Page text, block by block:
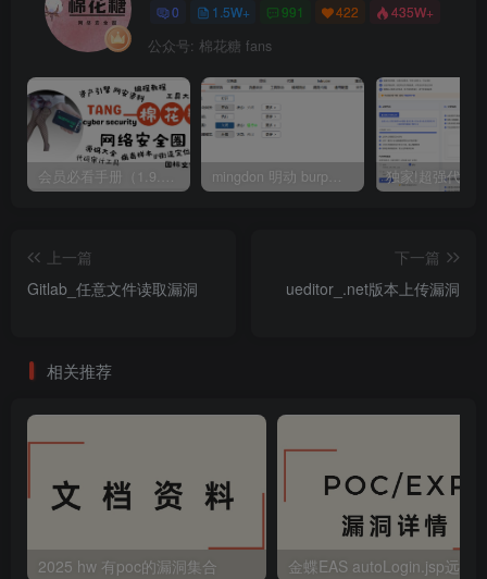
0 1.5W+ 991 422 435W+
公众号: 棉花糖 fans
会员必看手册（1.9.0版本 26.4.5更新） mingdon 明动 burp插件0.2.6版本 本地时间校验去除版
上一篇
Gitlab_任意文件读取漏洞
下一篇
ueditor_.net版本上传漏洞
相关推荐
2025 hw 有poc的漏洞集合